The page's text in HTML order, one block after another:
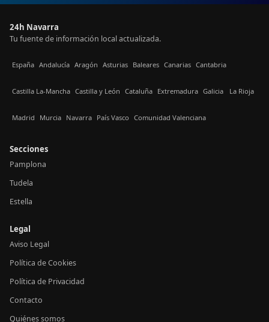
24h Navarra
Tu fuente de información local actualizada.
España Andalucía Aragón Asturias Baleares Canarias Cantabria
Castilla La-Mancha Castilla y León Cataluña Extremadura Galicia La Rioja
Madrid Murcia Navarra País Vasco Comunidad Valenciana
Secciones
Pamplona
Tudela
Estella
Legal
Aviso Legal
Política de Cookies
Política de Privacidad
Contacto
Quiénes somos